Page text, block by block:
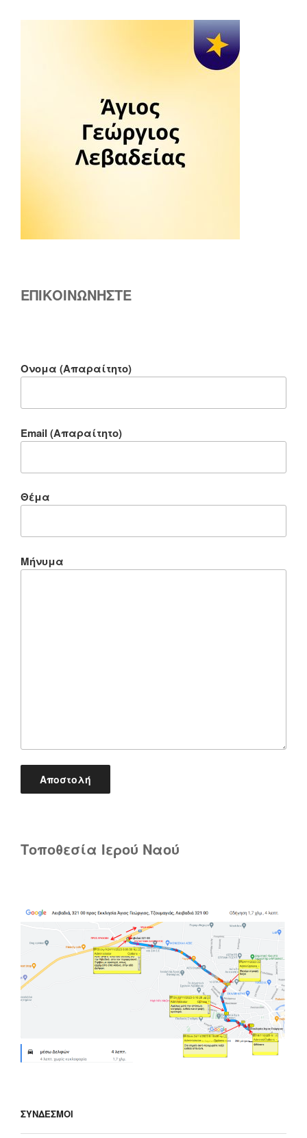
ΕΠΙΚΟΙΝΩΝΗΣΤΕ
Ονομα (Απαραίτητο)
Email (Απαραίτητο)
Θέμα
Μήνυμα
Τοποθεσία Ιερού Ναού
ΣΎΝΔΕΣΜΟΙ